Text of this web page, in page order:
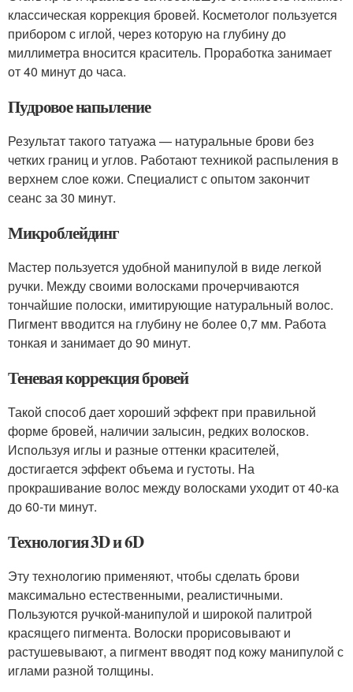
классическая коррекция бровей. Косметолог пользуется
прибором с иглой, через которую на глубину до
миллиметра вносится краситель. Проработка занимает
от 40 минут до часа.
Пудровое напыление
Результат такого татуажа — натуральные брови без
четких границ и углов. Работают техникой распыления в
верхнем слое кожи. Специалист с опытом закончит
сеанс за 30 минут.
Микроблейдинг
Мастер пользуется удобной манипулой в виде легкой
ручки. Между своими волосками прочерчиваются
тончайшие полоски, имитирующие натуральный волос.
Пигмент вводится на глубину не более 0,7 мм. Работа
тонкая и занимает до 90 минут.
Теневая коррекция бровей
Такой способ дает хороший эффект при правильной
форме бровей, наличии залысин, редких волосков.
Используя иглы и разные оттенки красителей,
достигается эффект объема и густоты. На
прокрашивание волос между волосками уходит от 40-ка
до 60-ти минут.
Технология 3D и 6D
Эту технологию применяют, чтобы сделать брови
максимально естественными, реалистичными.
Пользуются ручкой-манипулой и широкой палитрой
красящего пигмента. Волоски прорисовывают и
растушевывают, а пигмент вводят под кожу манипулой с
иглами разной толщины.